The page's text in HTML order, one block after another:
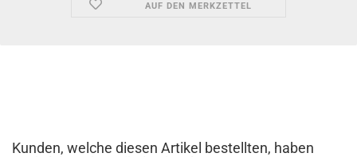
AUF DEN MERKZETTEL
Kunden, welche diesen Artikel bestellten, haben